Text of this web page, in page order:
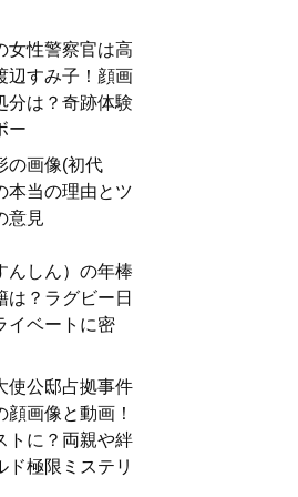
女性警察官は高
辺すみ子！顔画
分は？奇跡体験
ー
の画像(初代
本当の理由とツ
意見
んしん）の年棒
は？ラグビー日
イベートに密
使公邸占拠事件
顔画像と動画！
トに？両親や絆
ド極限ミステリ